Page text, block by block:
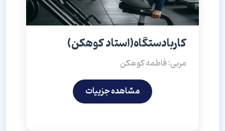
کاربادستگاه(استاد کوهکن)
مربی: فاطمه کوهکن
مشاهده جزییات